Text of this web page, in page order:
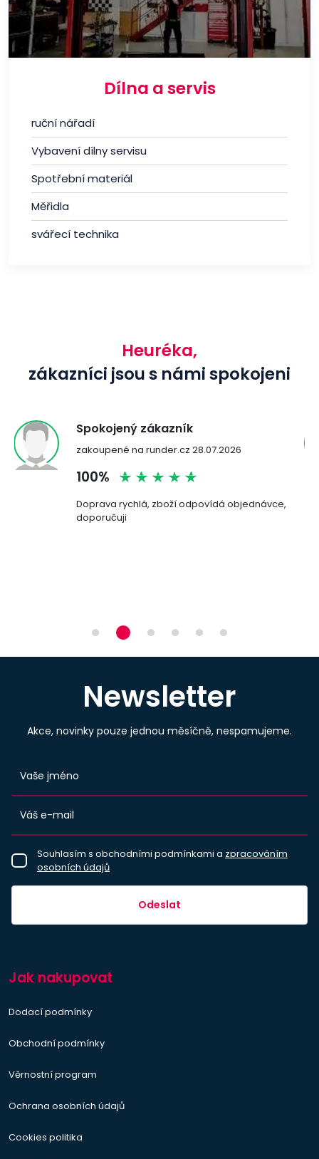
Dílna a servis
ruční nářadí
Vybavení dílny servisu
Spotřební materiál
Měřidla
svářecí technika
Heuréka,
zákazníci jsou s námi spokojeni
Spokojený zákazník
zakoupené na runder.cz 28.07.2026
100%
Doprava rychlá, zboží odpovídá objednávce,
doporučuji
Newsletter
Akce, novinky pouze jednou měsíčně, nespamujeme.
Souhlasím s obchodními podmínkami a zpracováním
osobních údajů
Odeslat
Jak nakupovat
Dodací podmínky
Obchodní podmínky
Věrnostní program
Ochrana osobních údajů
Cookies politika